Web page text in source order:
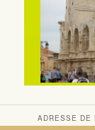
ADRESSE DE